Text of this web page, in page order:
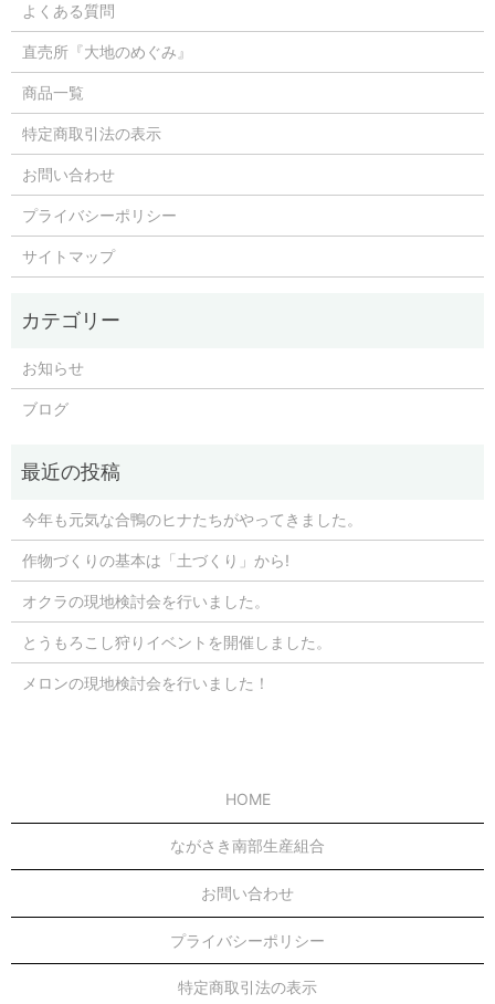
よくある質問
直売所『大地のめぐみ』
商品一覧
特定商取引法の表示
お問い合わせ
プライバシーポリシー
サイトマップ
お知らせ
ブログ
今年も元気な合鴨のヒナたちがやってきました。
作物づくりの基本は「土づくり」から!
オクラの現地検討会を行いました。
とうもろこし狩りイベントを開催しました。
メロンの現地検討会を行いました！
HOME
ながさき南部生産組合
お問い合わせ
プライバシーポリシー
特定商取引法の表示